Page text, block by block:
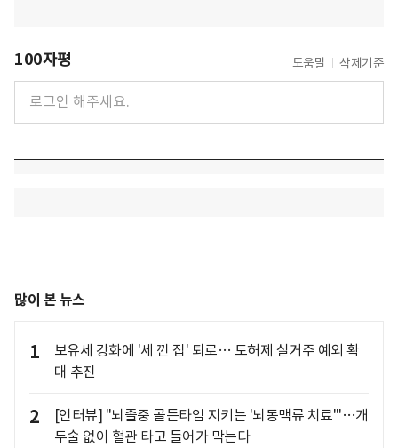
100자평 도움말 삭제기준
많이 본 뉴스
1
보유세 강화에 '세 낀 집' 퇴로… 토허제 실거주 예외 확
대 추진
2
[인터뷰] "뇌졸중 골든타임 지키는 '뇌동맥류 치료'"…개
두술 없이 혈관 타고 들어가 막는다